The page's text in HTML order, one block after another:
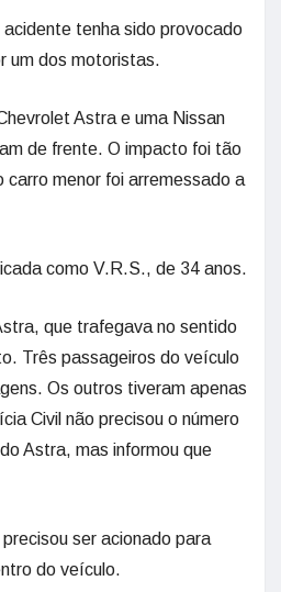
acidente tenha sido provocado
um dos motoristas.
Astra e uma Nissan
de frente. O impacto foi tão
carro menor foi arremessado a
como V.R.S., de 34 anos.
que trafegava no sentido
Três passageiros do veículo
Os outros tiveram apenas
Civil não precisou o número
Astra, mas informou que
ser acionado para
do veículo.